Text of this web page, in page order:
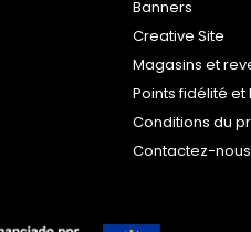
Banners
Creative Site
Magasins et
Points fidélité
Conditions du
Contactez-nous